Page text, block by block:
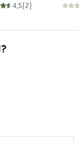
4,5(2)